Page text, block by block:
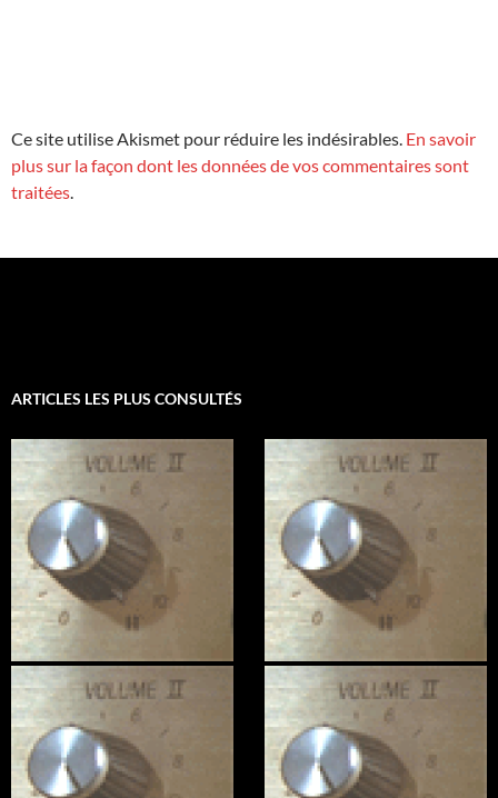
Ce site utilise Akismet pour réduire les indésirables. En savoir
plus sur la façon dont les données de vos commentaires sont
traitées.
ARTICLES LES PLUS CONSULTÉS